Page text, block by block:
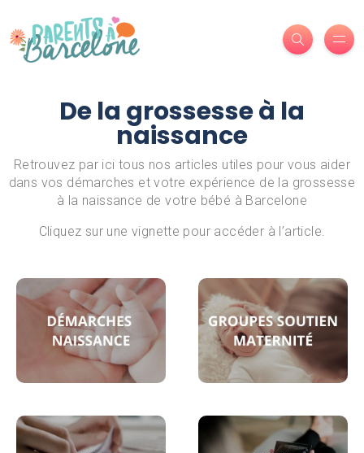
De la grossesse à la
naissance
Retrouvez par ici tous nos articles utiles pour vous aider
dans vos démarches et votre expérience de la grossesse
à la naissance de votre bébé à Barcelone
Cliquez sur une vignette pour accéder à l’article.